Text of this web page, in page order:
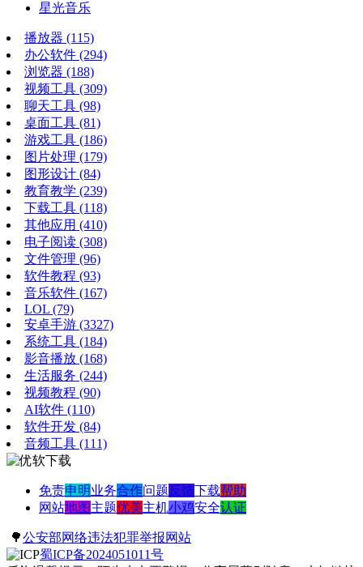
星光音乐
播放器 (115)
办公软件 (294)
浏览器 (188)
视频工具 (309)
聊天工具 (98)
桌面工具 (81)
游戏工具 (186)
图片处理 (179)
图形设计 (84)
教育教学 (239)
下载工具 (118)
其他应用 (410)
电子阅读 (308)
文件管理 (96)
软件教程 (93)
音乐软件 (167)
LOL (79)
安卓手游 (3327)
系统工具 (184)
影音播放 (168)
生活服务 (244)
视频教程 (90)
AI软件 (110)
软件开发 (84)
音频工具 (111)
免责申明业务合作问题反馈下载帮助
网站地图 主题优美主机小鸡安全认证
🌳公安部网络违法犯罪举报网站
蜀ICP备2024051011号